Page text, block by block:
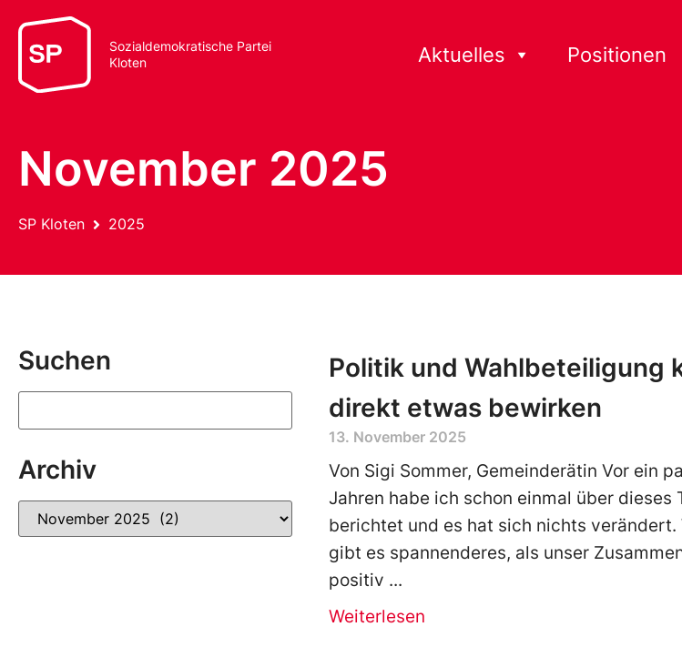
Sozialdemokratische Partei
Kloten
Aktuelles Positionen
November 2025
SP Kloten 2025
Suchen
Archiv
Politik und Wahlbeteiligung
direkt etwas bewirken
13. November 2025
Von Sigi Sommer, Gemeinderätin Vor ein
Jahren habe ich schon einmal über dieses
berichtet und es hat sich nichts verändert.
gibt es spannenderes, als unser
positiv
Weiterlesen